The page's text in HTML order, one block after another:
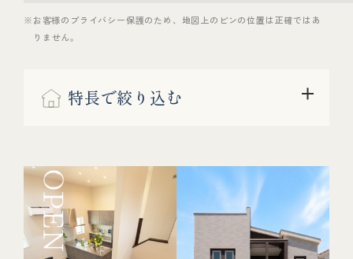
※お客様のプライバシー保護のため、地図上のピンの位置は正確ではあ
りません。
特長で絞り込む